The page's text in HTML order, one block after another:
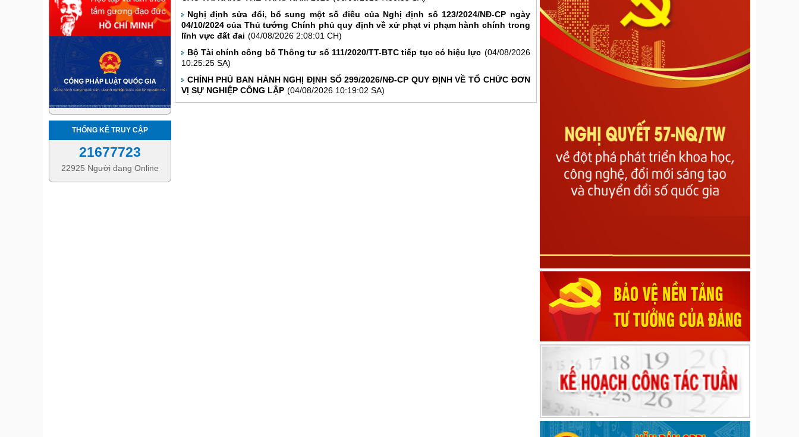
THỐNG KÊ TRUY CẬP
21677723
22925 Người đang Online
Nghị định sửa đổi, bổ sung một số điều của Nghị định số 123/2024/NĐ-CP ngày
04/10/2024 của Thủ tướng Chính phủ quy định về xử phạt vi phạm hành chính trong
lĩnh vực đất đai (04/08/2026 2:08:01 CH)
Bộ Tài chính công bố Thông tư số 111/2020/TT-BTC tiếp tục có hiệu lực (04/08/2026
10:25:25 SA)
CHÍNH PHỦ BAN HÀNH NGHỊ ĐỊNH SỐ 299/2026/NĐ-CP QUY ĐỊNH VỀ TỔ CHỨC ĐƠN
VỊ SỰ NGHIỆP CÔNG LẬP (04/08/2026 10:19:02 SA)
Dân số Thế giới năm 2026
Nghị Quyết về Quy định một số nội dung và mức
chi quản lý, thực hiện chương trình và nhiệm vụ, hỗ
trợ hoạt động khoa học, công nghệ và đổi mới sáng
tạo có sử dụng ngân sách nhà nước thuộc phạm vi
quản lý của tỉnh Lai Châu
Nghị quyết Quy định mức thu, miễn, giảm, thu,
nộp, quản lý và sử dụng các khoản phí, lệ phí thuộc
Nghị quyết Quy định nội dung, mức chi và các điều
kiện bảo đảm hoạt động của Hội đồng nhân dân các
cấp tỉnh Lai Châu
Nghị quyết về Bãi bỏ Nghị quyết số 07/2017/NQ-
HĐND ngày 14/7/2017 của Hội đồng nhân dân tỉnh
quy định mức trích từ các khoản thu hồi phát hiện
qua công tác thanh tra đã thực nộp vào ngân sách
tháng 7 năm 2023, số 46/2024/NQ-HĐND ngày 30
Nghị quyết về Sửa đổi, bổ sung một số điều của
Quy định mức chi tập huấn, bồi dưỡng giáo viên và
cán bộ quản lý cơ sở giáo dục để thực hiện chương
trình mới, sách giáo khoa mới giáo dục phổ thông
trên địa bàn tỉnh ban hành kèm theo Nghị quyết số
39/2022/NQ-HĐND ngày 20 tháng 9 năm 2022 của
Hội đồng nhân dân tỉnh; sửa đổi, bổ sung một số
điều của Nghị quyết số 82/2024/NQ-HĐND ngày 09
tháng 12 năm 2024 của Hội đồng nhân dân tỉnh quy
định mức chi đón tiếp, thăm hỏi, chúc mừng đối với
một số đối tượng do Ủy ban Mặt trận Tổ quốc Việt
Nam các cấp trên địa bàn tỉnh thực hiện
Nghị quyết về Quy định về mức thu và quản lý, sử